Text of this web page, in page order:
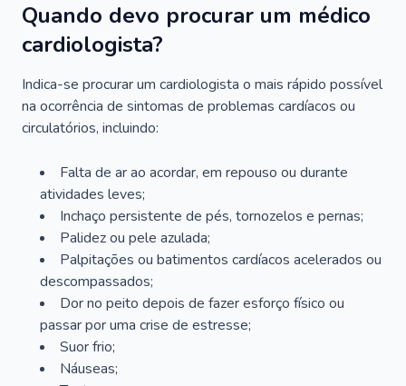
Quando devo procurar um médico
cardiologista?
Indica-se procurar um cardiologista o mais rápido possível
na ocorrência de sintomas de problemas cardíacos ou
circulatórios, incluindo:
Falta de ar ao acordar, em repouso ou durante
atividades leves;
Inchaço persistente de pés, tornozelos e pernas;
Palidez ou pele azulada;
Palpitações ou batimentos cardíacos acelerados ou
descompassados;
Dor no peito depois de fazer esforço físico ou
passar por uma crise de estresse;
Suor frio;
Náuseas;